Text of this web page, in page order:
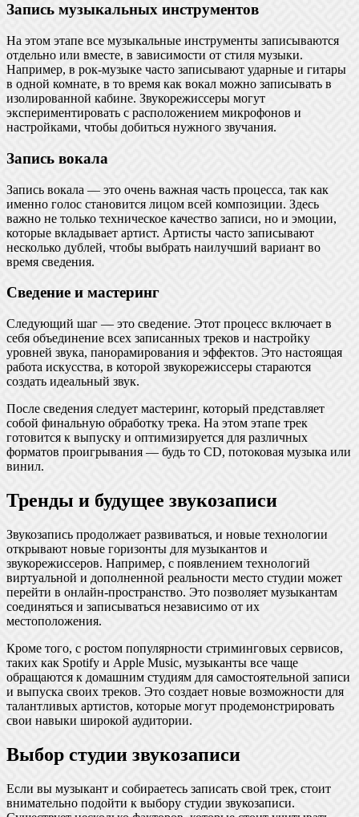
Запись музыкальных инструментов
На этом этапе все музыкальные инструменты записываются
отдельно или вместе, в зависимости от стиля музыки.
Например, в рок-музыке часто записывают ударные и гитары
в одной комнате, в то время как вокал можно записывать в
изолированной кабине. Звукорежиссеры могут
экспериментировать с расположением микрофонов и
настройками, чтобы добиться нужного звучания.
Запись вокала
Запись вокала — это очень важная часть процесса, так как
именно голос становится лицом всей композиции. Здесь
важно не только техническое качество записи, но и эмоции,
которые вкладывает артист. Артисты часто записывают
несколько дублей, чтобы выбрать наилучший вариант во
время сведения.
Сведение и мастеринг
Следующий шаг — это сведение. Этот процесс включает в
себя объединение всех записанных треков и настройку
уровней звука, панорамирования и эффектов. Это настоящая
работа искусства, в которой звукорежиссеры стараются
создать идеальный звук.
После сведения следует мастеринг, который представляет
собой финальную обработку трека. На этом этапе трек
готовится к выпуску и оптимизируется для различных
форматов проигрывания — будь то CD, потоковая музыка или
винил.
Тренды и будущее звукозаписи
Звукозапись продолжает развиваться, и новые технологии
открывают новые горизонты для музыкантов и
звукорежиссеров. Например, с появлением технологий
виртуальной и дополненной реальности место студии может
перейти в онлайн-пространство. Это позволяет музыкантам
соединяться и записываться независимо от их
местоположения.
Кроме того, с ростом популярности стриминговых сервисов,
таких как Spotify и Apple Music, музыканты все чаще
обращаются к домашним студиям для самостоятельной записи
и выпуска своих треков. Это создает новые возможности для
талантливых артистов, которые могут продемонстрировать
свои навыки широкой аудитории.
Выбор студии звукозаписи
Если вы музыкант и собираетесь записать свой трек, стоит
внимательно подойти к выбору студии звукозаписи.